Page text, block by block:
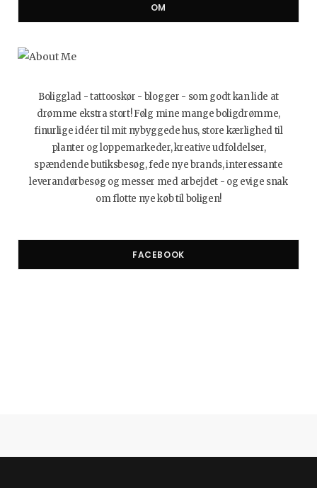
OM
Boligglad - tattooskør - blogger - som godt kan lide at
drømme ekstra stort! Følg mine mange boligdrømme,
finurlige idéer til mit nybyggede hus, store kærlighed til
planter og loppemarkeder, kreative udfoldelser,
spændende butiksbesøg, fede nye brands, interessante
leverandørbesøg og messer med arbejdet - og evige snak
om flotte nye køb til boligen!
FACEBOOK